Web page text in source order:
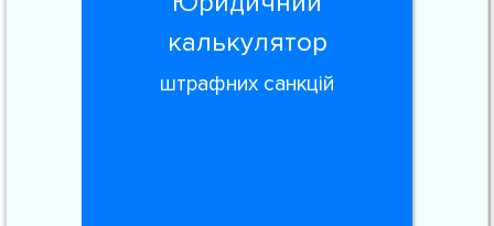
калькулятор
штрафних санкцій